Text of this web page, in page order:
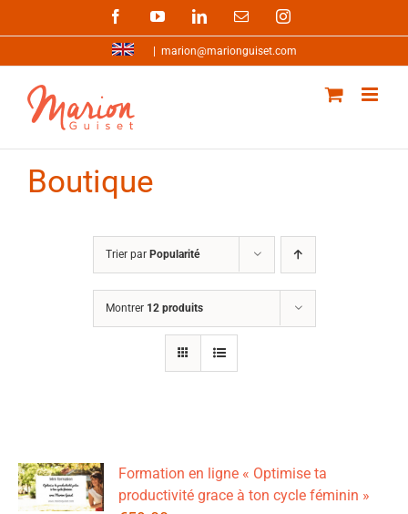
FacebookYouTubeLinkedInEmail Instagram
marion@marionguiset.com
Boutique
Trier par Popularité
Montrer 12 produits
Formation en ligne « Optimise ta
productivité grace à ton cycle féminin »